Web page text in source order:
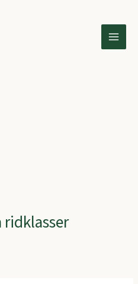
ridklasser